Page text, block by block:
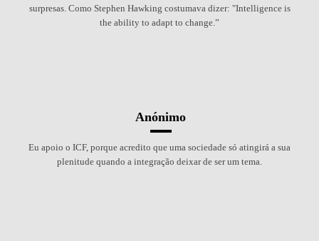
surpresas. Como Stephen Hawking costumava dizer: "Intelligence is
the ability to adapt to change.”
Anónimo
Eu apoio o ICF, porque acredito que uma sociedade só atingirá a sua
plenitude quando a integração deixar de ser um tema.